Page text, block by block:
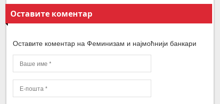
Оставите коментар
Оставите коментар на Феминизам и најмоћнији банкари